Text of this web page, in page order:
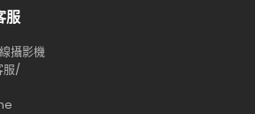
服
攝影機
服/